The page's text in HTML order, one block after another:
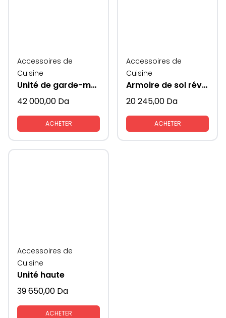
Accessoires de
Cuisine
Unité de garde-manger
42 000,00 Da
ACHETER
Accessoires de
Cuisine
Armoire de sol réversible porte mange colonne
20 245,00 Da
ACHETER
Accessoires de
Cuisine
Unité haute
39 650,00 Da
ACHETER